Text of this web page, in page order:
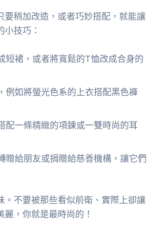
稍加改造，或者巧妙搭配，就能讓
技巧：
短裙，或者將寬鬆的T恤改成合身的
例如將螢光色系的上衣搭配黑色褲
配一條精緻的項鍊或一雙時尚的耳
贈給朋友或捐贈給慈善機構，讓它們
不要被那些看似前衛、實際上卻讓
，你就是最時尚的！